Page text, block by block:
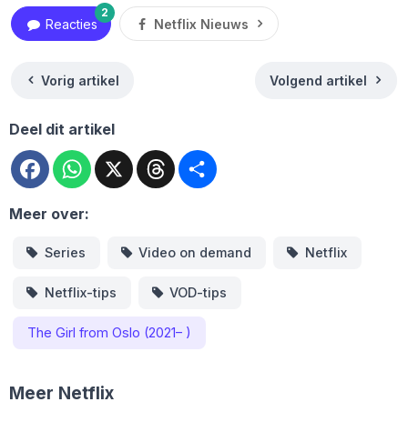
Reacties
2
Netflix Nieuws
Vorig artikel Volgend artikel
Deel dit artikel
FacebookWhatsApp
X Threads
Meer over:
Series Video on demand Netflix
Netflix-tips VOD-tips
The Girl from Oslo (2021– )
Meer Netflix